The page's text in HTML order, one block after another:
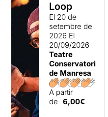
Loop
El 20 de
setembre de
2026 El
20/09/2026
Teatre
Conservatori
de Manresa
A partir
de 6,00€